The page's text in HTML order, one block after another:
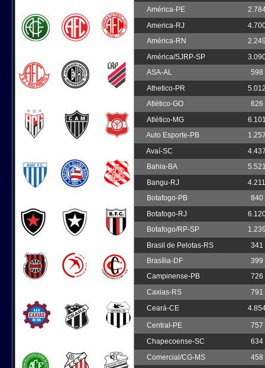
América-PE
America-RJ
América-RN
América/SJRP-SP
ASA-AL
598
Athetico-PR
Atlético-GO
626
Atlético-MG
Auto Esporte-PB
Avaí-SC
Bahia-BA
Bangu-RJ
4.211
Botafogo-PB
840
Botafogo-RJ
Botafogo/RP-SP
Brasil de Pelotas-RS
341
Brasília-DF
399
Campinense-PB
726
Caxias-RS
791
Ceará-CE
Central-PE
757
Chapecoense-SC
634
Comercial/CG-MS
458